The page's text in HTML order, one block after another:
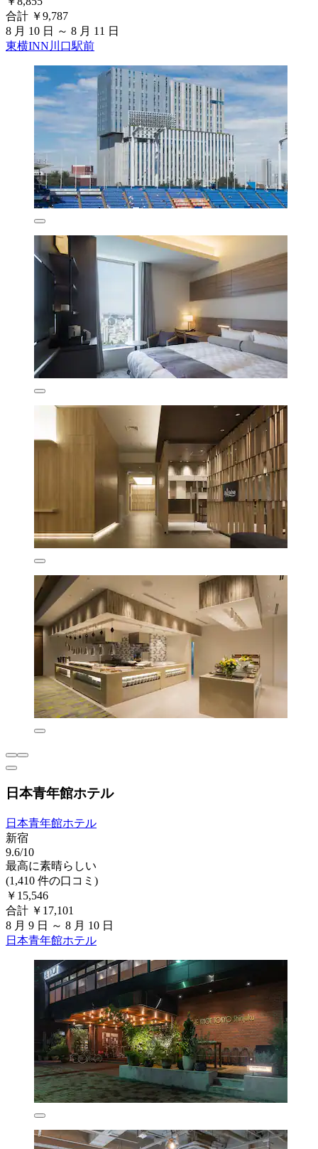
合計 ￥9,787
8 月 10 日 ～ 8 月 11 日
東横INN川口駅前
日本青年館ホテル
日本青年館ホテル
新宿
9.6/10
最高に素晴らしい
(1,410 件の口コミ)
￥15,546
合計 ￥17,101
8 月 9 日 ～ 8 月 10 日
日本青年館ホテル